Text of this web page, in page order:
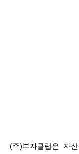
(주)부자클럽은 자